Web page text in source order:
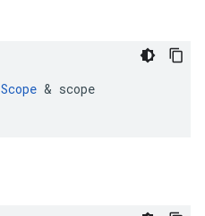
Scope & scope